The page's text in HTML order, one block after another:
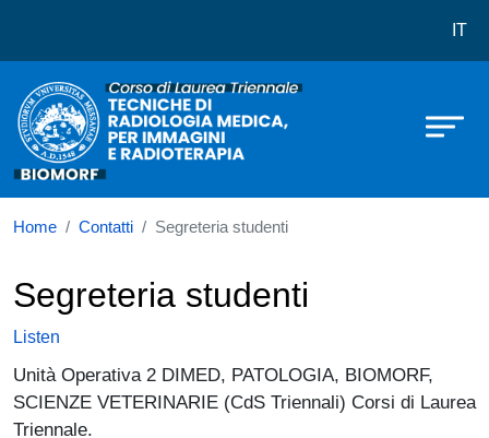
Corso di laurea in Tecniche di IT
Home Contatti Segreteria studenti
Segreteria studenti
Listen
Unità Operativa 2 DIMED, PATOLOGIA, BIOMORF,
SCIENZE VETERINARIE (CdS Triennali) Corsi di Laurea
Triennale.